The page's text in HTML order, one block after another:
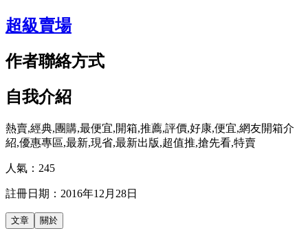
超級賣場
作者聯絡方式
自我介紹
熱賣,經典,團購,最便宜,開箱,推薦,評價,好康,便宜,網友開箱介
紹,優惠專區,最新,現省,最新出版,超值推,搶先看,特賣
人氣： 245
註冊日期： 2016年12月28日
文章 關於